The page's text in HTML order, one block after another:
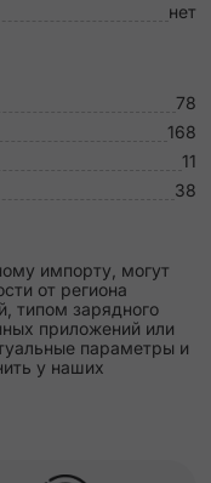
нет
78
168
11
38
импорту, могут
от региона
типом зарядного
приложений или
параметры и
у наших